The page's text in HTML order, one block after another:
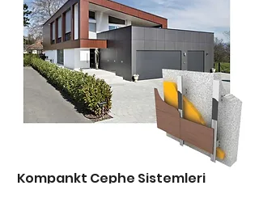
Kompankt Cephe Sistemleri